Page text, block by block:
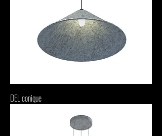
DEL conique